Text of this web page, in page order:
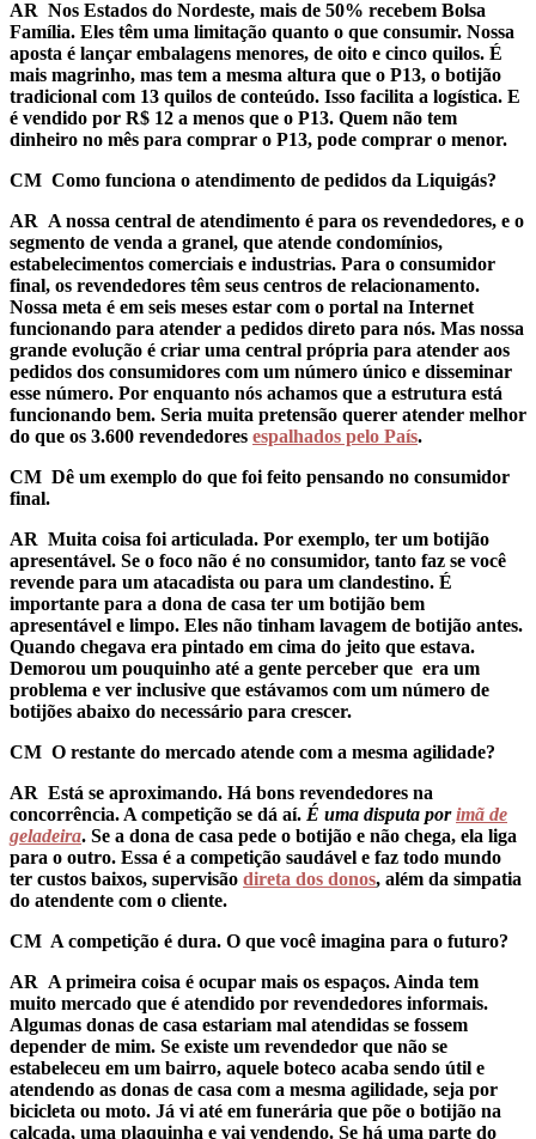
AR Nos Estados do Nordeste, mais de 50% recebem Bolsa
Família. Eles têm uma limitação quanto o que consumir. Nossa
aposta é lançar embalagens menores, de oito e cinco quilos. É
mais magrinho, mas tem a mesma altura que o P13, o botijão
tradicional com 13 quilos de conteúdo. Isso facilita a logística. E
é vendido por R$ 12 a menos que o P13. Quem não tem
dinheiro no mês para comprar o P13, pode comprar o menor.
CM Como funciona o atendimento de pedidos da Liquigás?
AR A nossa central de atendimento é para os revendedores, e o
segmento de venda a granel, que atende condomínios,
estabelecimentos comerciais e industrias. Para o consumidor
final, os revendedores têm seus centros de relacionamento.
Nossa meta é em seis meses estar com o portal na Internet
funcionando para atender a pedidos direto para nós. Mas nossa
grande evolução é criar uma central própria para atender aos
pedidos dos consumidores com um número único e disseminar
esse número. Por enquanto nós achamos que a estrutura está
funcionando bem. Seria muita pretensão querer atender melhor
do que os 3.600 revendedores espalhados pelo País.
CM Dê um exemplo do que foi feito pensando no consumidor
final.
AR Muita coisa foi articulada. Por exemplo, ter um botijão
apresentável. Se o foco não é no consumidor, tanto faz se você
revende para um atacadista ou para um clandestino. É
importante para a dona de casa ter um botijão bem
apresentável e limpo. Eles não tinham lavagem de botijão antes.
Quando chegava era pintado em cima do jeito que estava.
Demorou um pouquinho até a gente perceber que era um
problema e ver inclusive que estávamos com um número de
botijões abaixo do necessário para crescer.
CM O restante do mercado atende com a mesma agilidade?
AR Está se aproximando. Há bons revendedores na
concorrência. A competição se dá aí. É uma disputa porimã de
geladeira. Se a dona de casa pede o botijão e não chega, ela liga
para o outro. Essa é a competição saudável e faz todo mundo
ter custos baixos, supervisão direta dos donos, além da simpatia
do atendente com o cliente.
CM A competição é dura. O que você imagina para o futuro?
AR A primeira coisa é ocupar mais os espaços. Ainda tem
muito mercado que é atendido por revendedores informais.
Algumas donas de casa estariam mal atendidas se fossem
depender de mim. Se existe um revendedor que não se
estabeleceu em um bairro, aquele boteco acaba sendo útil e
atendendo as donas de casa com a mesma agilidade, seja por
bicicleta ou moto. Já vi até em funerária que põe o botijão na
calçada, uma plaquinha e vai vendendo. Se há uma parte do